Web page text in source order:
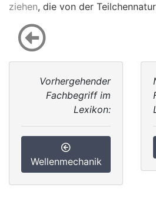
ziehen, die von der
Vorhergehender
Fachbegriff im
Lexikon:
Wellenmechanik